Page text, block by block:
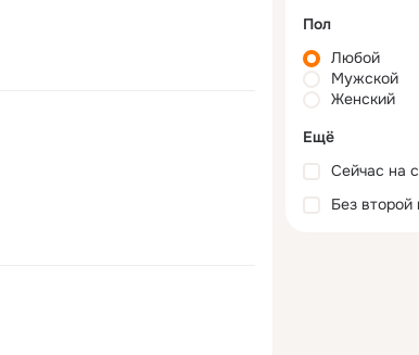
Пол
Любой
Мужской
Женский
Ещё
Сейчас на
Без второй